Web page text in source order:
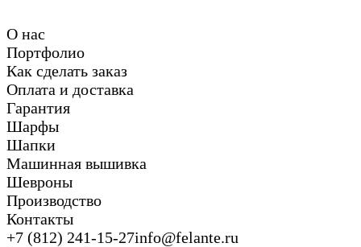
О нас
Портфолио
Как сделать заказ
Оплата и доставка
Гарантия
Шарфы
Шапки
Машинная вышивка
Шевроны
Производство
Контакты
+7 (812) 241-15-27info@felante.ru